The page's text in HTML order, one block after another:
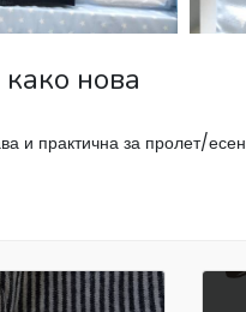
нова
и практична за пролет/есен